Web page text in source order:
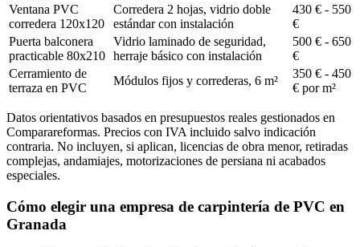
Ventana PVC
corredera 120x120
Corredera 2 hojas, vidrio doble
estándar con instalación
430 € - 550
€
Puerta balconera
practicable 80x210
Vidrio laminado de seguridad,
herraje básico con instalación
500 € - 650
€
Cerramiento de
terraza en PVC
Módulos fijos y correderas, 6 m²
350 € - 450
€ por m²
Datos orientativos basados en presupuestos reales gestionados en
Comparareformas. Precios con IVA incluido salvo indicación
contraria. No incluyen, si aplican, licencias de obra menor, retiradas
complejas, andamiajes, motorizaciones de persiana ni acabados
especiales.
Cómo elegir una empresa de carpintería de PVC en
Granada